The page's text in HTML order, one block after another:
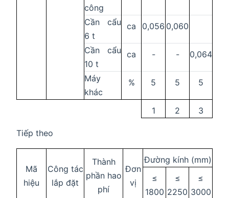
công
Cần cẩu
6 t
ca 0,056 0,060
Cần cẩu
10 t
ca - - 0,064
Máy
khác
% 5 5 5
1 2 3
Tiếp theo
Mã
hiệu
Công tác
lắp đặt
Thành
phần hao
phí
Đơn
vị
Đường kính (mm)
≤
1800
≤
2250
≤
3000